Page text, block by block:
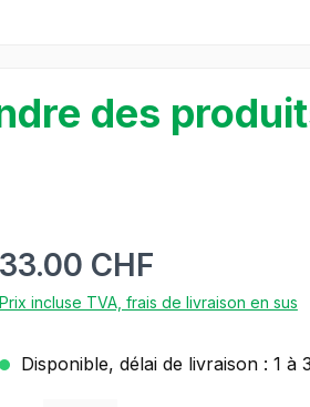
des
33.00 CHF
Prix incluse TVA, frais de livraison en sus
Disponible, délai de livraison : 1 à